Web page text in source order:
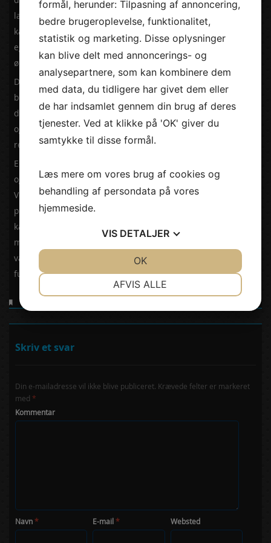
laminat, sten og komposit er blot nogle af de materialer, du
kan vælge imellem. Hvert materiale har sine egne unikke
egenskaber og udtryk, så du kan skabe præcis det look, du
ønsker.
Det er vigtigt at tage præcise mål, når du bestiller en
bordplade efter mål, så den passer perfekt til det rum, hvor
den skal placeres. Ved at få professionel hjælp til at designe
og fremstille din bordplade kan du sikre dig et optimalt
resultat, der opfylder alle dine krav og ønsker.
En bordplade efter mål er ikke kun en praktisk løsning, men
også en æstetisk og stilfuld tilføjelse til dit hjem eller kontor.
Ved at skræddersy din bordplade kan du skabe en unik og
personlig indretning, der skiller sig ud og giver rummet
karakter. Uanset om du foretrækker en moderne,
minimalistisk eller klassisk stil, kan en bordplade efter mål
være med til at fuldende rummets udtryk på en smuk og
funktionel måde.
Uncategorized
Skriv et svar
Din e-mailadresse vil ikke blive publiceret. Krævede felter er markeret
med *
Kommentar
Navn* E-mail* Websted
formål, herunder: Tilpasning af annoncering,
bedre brugeroplevelse, funktionalitet,
statistik og marketing. Disse oplysninger
kan blive delt med annoncerings- og
analysepartnere, som kan kombinere dem
med data, du tidligere har givet dem eller
de har indsamlet gennem din brug af deres
tjenester. Ved at klikke på 'OK' giver du
samtykke til disse formål.
Læs mere om vores brug af cookies og
behandling af persondata på vores
hjemmeside.
VIS DETALJER
AFVIS ALLE
OK